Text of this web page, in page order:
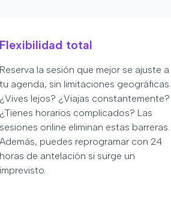
Flexibilidad total
Reserva la sesión que mejor se ajuste a
tu agenda, sin limitaciones geográficas.
¿Vives lejos? ¿Viajas constantemente?
¿Tienes horarios complicados? Las
sesiones online eliminan estas barreras.
Además, puedes reprogramar con 24
horas de antelación si surge un
imprevisto.